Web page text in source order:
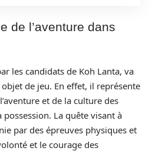
de l’aventure dans
les candidats de Koh Lanta, va
de jeu. En effet, il représente
et de la culture des
La quête visant à
par des épreuves physiques et
et le courage des